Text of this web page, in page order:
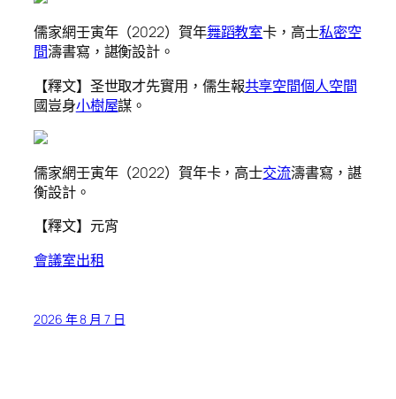
儒家網壬寅年（2022）賀年舞蹈教室卡，高士私密空
間濤書寫，諶衡設計。
【釋文】圣世取才先實用，儒生報共享空間個人空間
國豈身小樹屋謀。
儒家網壬寅年（2022）賀年卡，高士交流濤書寫，諶
衡設計。
【釋文】元宵
會議室出租
2026 年 8 月 7 日